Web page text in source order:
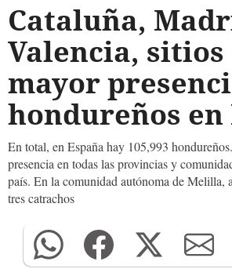
Cataluña,
Valencia, sitios
mayor
hondureños en
En total, en España hay 105,993
presencia en todas las provincias y
país. En la comunidad autónoma de Melilla,
tres catrachos